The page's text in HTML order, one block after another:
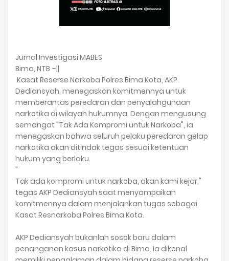
Jurnal Investigasi MABES
Bima, NTB –||
Kasat Reserse Narkoba Polres Bima Kota, AKP
Dediansyah, menegaskan komitmennya untuk
memberantas peredaran dan penyalahgunaan
narkotika di wilayah hukumnya. Dengan mengusung
semangat "Tak Ada Kompromi untuk Narkoba", ia
menegaskan bahwa seluruh pelaku peredaran gelap
narkotika akan ditindak tegas sesuai ketentuan
hukum yang berlaku.
"
Tak ada kompromi untuk narkoba, akan kami kejar,"
tegas AKP Dediansyah saat menyampaikan
komitmennya dalam menjalankan tugas sebagai
Kasat Resnarkoba Polres Bima Kota.
AKP Dediansyah bukanlah sosok baru dalam
penanganan kasus narkotika di Bima. Ia dikenal